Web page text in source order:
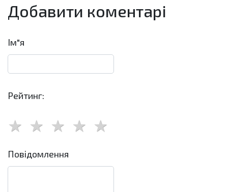
Добавити коментарі
Ім"я
Рейтинг:
Повідомлення